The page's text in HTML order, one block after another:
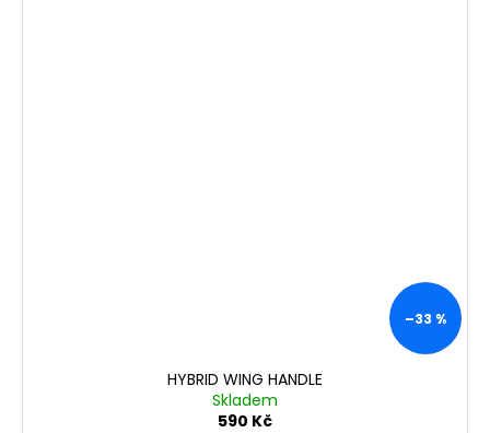
–33 %
HYBRID WING HANDLE
Skladem
590 Kč